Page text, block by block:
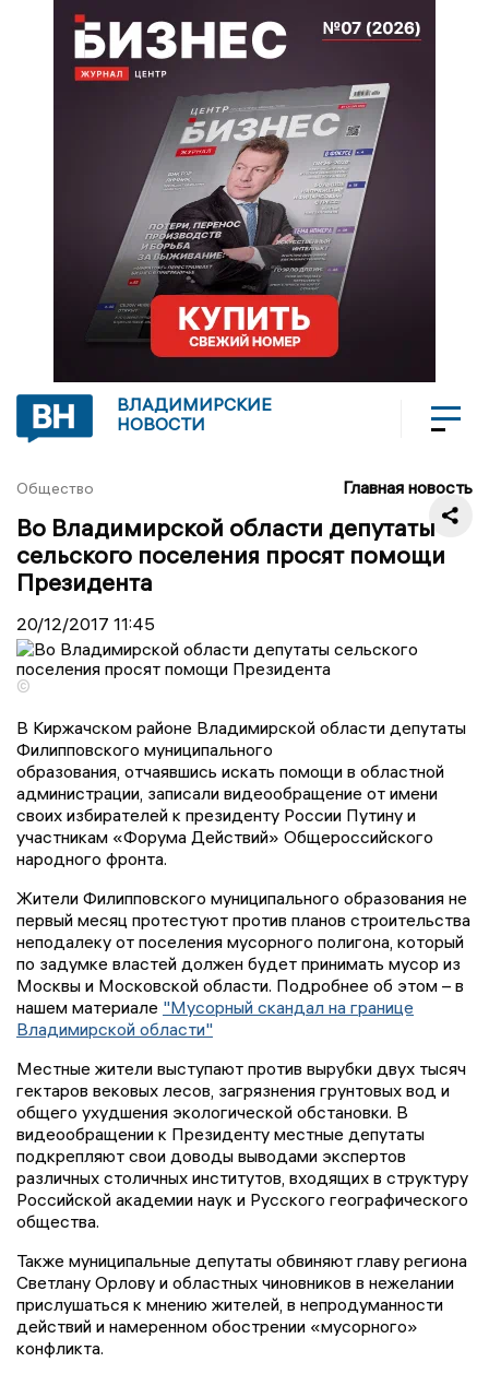
ВЛАДИМИРСКИЕ
НОВОСТИ
Общество Главная новость
Во Владимирской области депутаты
сельского поселения просят помощи
Президента
20/12/2017 11:45
©
В Киржачском районе Владимирской области депутаты
Филипповского муниципального
образования, отчаявшись искать помощи в областной
администрации, записали видеообращение от имени
своих избирателей к президенту России Путину и
участникам «Форума Действий» Общероссийского
народного фронта.
Жители Филипповского муниципального образования не
первый месяц протестуют против планов строительства
неподалеку от поселения мусорного полигона, который
по задумке властей должен будет принимать мусор из
Москвы и Московской области. Подробнее об этом – в
нашем материале "Мусорный скандал на границе
Владимирской области"
Местные жители выступают против вырубки двух тысяч
гектаров вековых лесов, загрязнения грунтовых вод и
общего ухудшения экологической обстановки. В
видеообращении к Президенту местные депутаты
подкрепляют свои доводы выводами экспертов
различных столичных институтов, входящих в структуру
Российской академии наук и Русского географического
общества.
Также муниципальные депутаты обвиняют главу региона
Светлану Орлову и областных чиновников в нежелании
прислушаться к мнению жителей, в непродуманности
действий и намеренном обострении «мусорного»
конфликта.